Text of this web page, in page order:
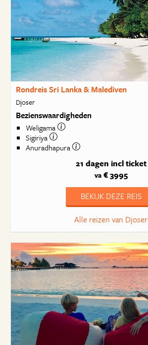
Rondreis Sri Lanka & Malediven
Djoser
Bezienswaardigheden
Weligama
Sigiriya
Anuradhapura
21 dagen incl ticket
va€ 3995
BEKIJK DEZE REIS
Alle reizen van Djoser